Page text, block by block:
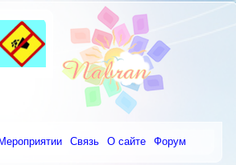
Связь О сайте Форум